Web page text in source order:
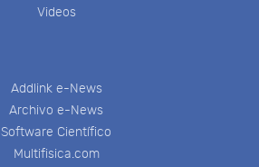
Videos
Addlink e-News
Archivo e-News
Software Científico
Multifisica.com